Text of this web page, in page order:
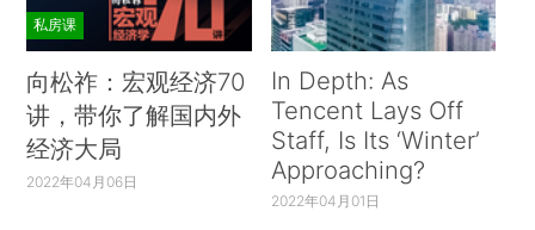
私房课
向松祚：宏观经济70
讲，带你了解国内外
经济大局
2022年04月06日
In Depth: As
Tencent Lays Off
Staff, Is Its ‘Winter’
Approaching?
2022年04月01日